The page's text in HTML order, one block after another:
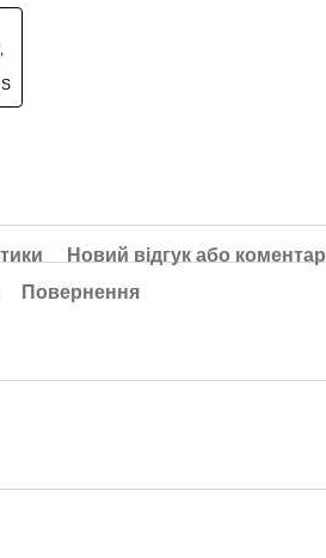
Новий відгук або коментар
Повернення